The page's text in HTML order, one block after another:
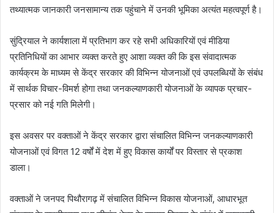
तथ्यात्मक जानकारी जनसामान्य तक पहुंचाने में उनकी भूमिका अत्यंत महत्वपूर्ण है।
सुंद्रियाल ने कार्यशाला में प्रतिभाग कर रहे सभी अधिकारियों एवं मीडिया
प्रतिनिधियों का आभार व्यक्त करते हुए आशा व्यक्त की कि इस संवादात्मक
कार्यक्रम के माध्यम से केंद्र सरकार की विभिन्न योजनाओं एवं उपलब्धियों के संबंध
में सार्थक विचार-विमर्श होगा तथा जनकल्याणकारी योजनाओं के व्यापक प्रचार-
प्रसार को नई गति मिलेगी।
इस अवसर पर वक्ताओं ने केंद्र सरकार द्वारा संचालित विभिन्न जनकल्याणकारी
योजनाओं एवं विगत 12 वर्षों में देश में हुए विकास कार्यों पर विस्तार से प्रकाश
डाला।
वक्ताओं ने जनपद पिथौरागढ़ में संचालित विभिन्न विकास योजनाओं, आधारभूत